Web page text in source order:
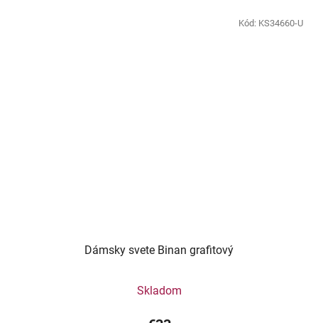
Dámsky svete Binan grafitový
Skladom
Kód: KS34660-U